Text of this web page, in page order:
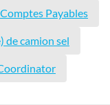
Payables
de camion sel